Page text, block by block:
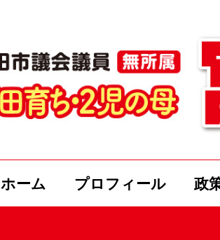
ホーム プロフィール 政